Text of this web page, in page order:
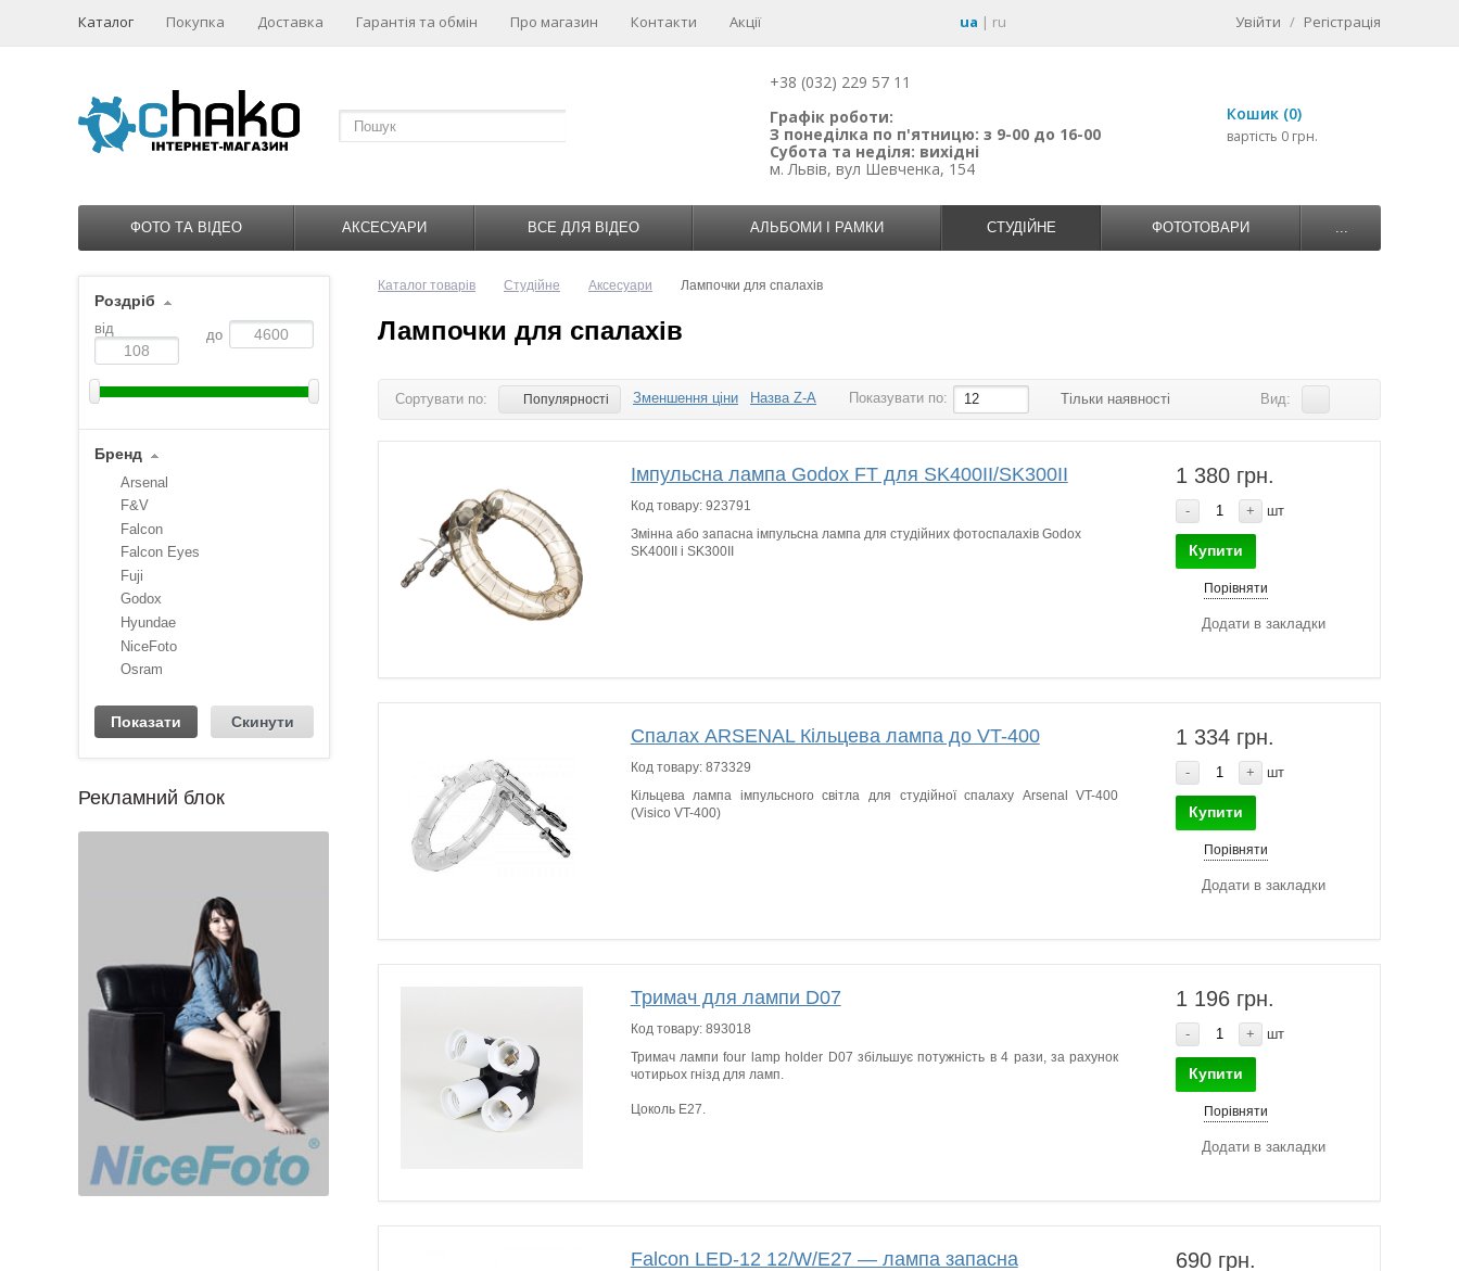
Каталог Покупка Доставка Гарантія та обмін Про магазин Контакти Акції ua | ru Увійти / Регістрація
+38 (032) 229 57 11
Графік роботи:
З понеділка по п'ятницю: з 9-00 до 16-00
Субота та неділя: вихідні
м. Львів, вул Шевченка, 154
Кошик (0)
вартість 0 грн.
ФОТО ТА ВІДЕО АКСЕСУАРИ ВСЕ ДЛЯ ВІДЕО АЛЬБОМИ І РАМКИ СТУДІЙНЕ ФОТОТОВАРИ ...
Роздріб
від до
Бренд
Arsenal
F&V
Falcon
Falcon Eyes
Fuji
Godox
Hyundae
NiceFoto
Osram
1 2 3 4
Рекламний блок
Каталог товарів Студійне Аксесуари Лампочки для спалахів
Лампочки для спалахів
Сортувати по: Популярності Зменшення ціни Назва Z-A Показувати по: 12 Тільки наявності Вид:
Імпульсна лампа Godox FT для SK400II/SK300II
Код товару: 923791
Змінна або запасна імпульсна лампа для студійних фотоспалахів Godox
SK400II і SK300II
1 380 грн.
- + шт
Купити
Порівняти
Додати в закладки
Спалах ARSENAL Кільцева лампа до VT-400
Код товару: 873329
Кільцева лампа імпульсного світла для студійної спалаху Arsenal VT-400
(Visico VT-400)
1 334 грн.
- + шт
Купити
Порівняти
Додати в закладки
Тримач для лампи D07
Код товару: 893018
Тримач лампи four lamp holder D07 збільшує потужність в 4 рази, за рахунок
чотирьох гнізд для ламп.
Цоколь E27.
1 196 грн.
- + шт
Купити
Порівняти
Додати в закладки
Falcon LED-12 12/W/E27 — лампа запасна 690 грн.